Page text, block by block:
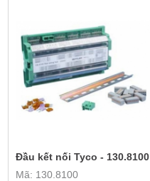
Đầu kết nối Tyco - 130.8100
Mã: 130.8100